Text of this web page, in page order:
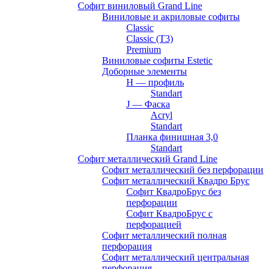
Софит виниловый Grand Line
Виниловые и акриловые софиты
Classic
Classic (T3)
Premium
Виниловые софиты Estetic
Доборные элементы
H — профиль
Standart
J — Фаска
Acryl
Standart
Планка финишная 3,0
Standart
Софит металлический Grand Line
Софит металлический без перфорации
Софит металлический Квадро Брус
Софит КвадроБрус без
перфорации
Софит КвадроБрус с
перфорацией
Софит металлический полная
перфорация
Софит металлический центральная